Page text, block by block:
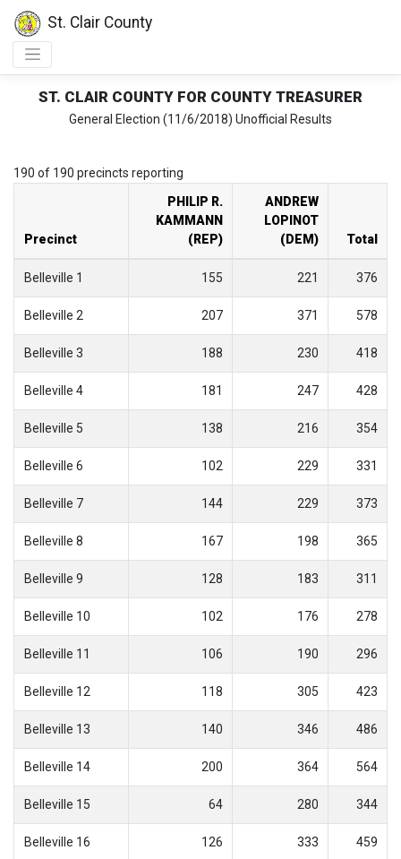
St. Clair County
ST. CLAIR COUNTY FOR COUNTY TREASURER
General Election (11/6/2018) Unofficial Results
190 of 190 precincts reporting
Precinct
PHILIP R.
KAMMANN
(REP)
ANDREW
LOPINOT
(DEM)
Total
Belleville 1 155 221 376
Belleville 2 207 371 578
Belleville 3 188 230 418
Belleville 4 181 247 428
Belleville 5 138 216 354
Belleville 6 102 229 331
Belleville 7 144 229 373
Belleville 8 167 198 365
Belleville 9 128 183 311
Belleville 10 102 176 278
Belleville 11 106 190 296
Belleville 12 118 305 423
Belleville 13 140 346 486
Belleville 14 200 364 564
Belleville 15 64 280 344
Belleville 16 126 333 459